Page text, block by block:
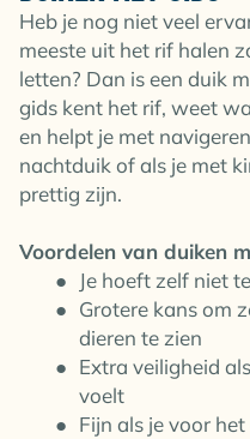
Heb je nog niet veel
meeste uit het rif halen
letten? Dan is een duik
gids kent het rif, weet
en helpt je met
nachtduik of als je met
prettig zijn.
Voordelen van duiken
Je hoeft zelf niet
Grotere kans om
dieren te zien
Extra veiligheid
voelt
Fijn als je voor